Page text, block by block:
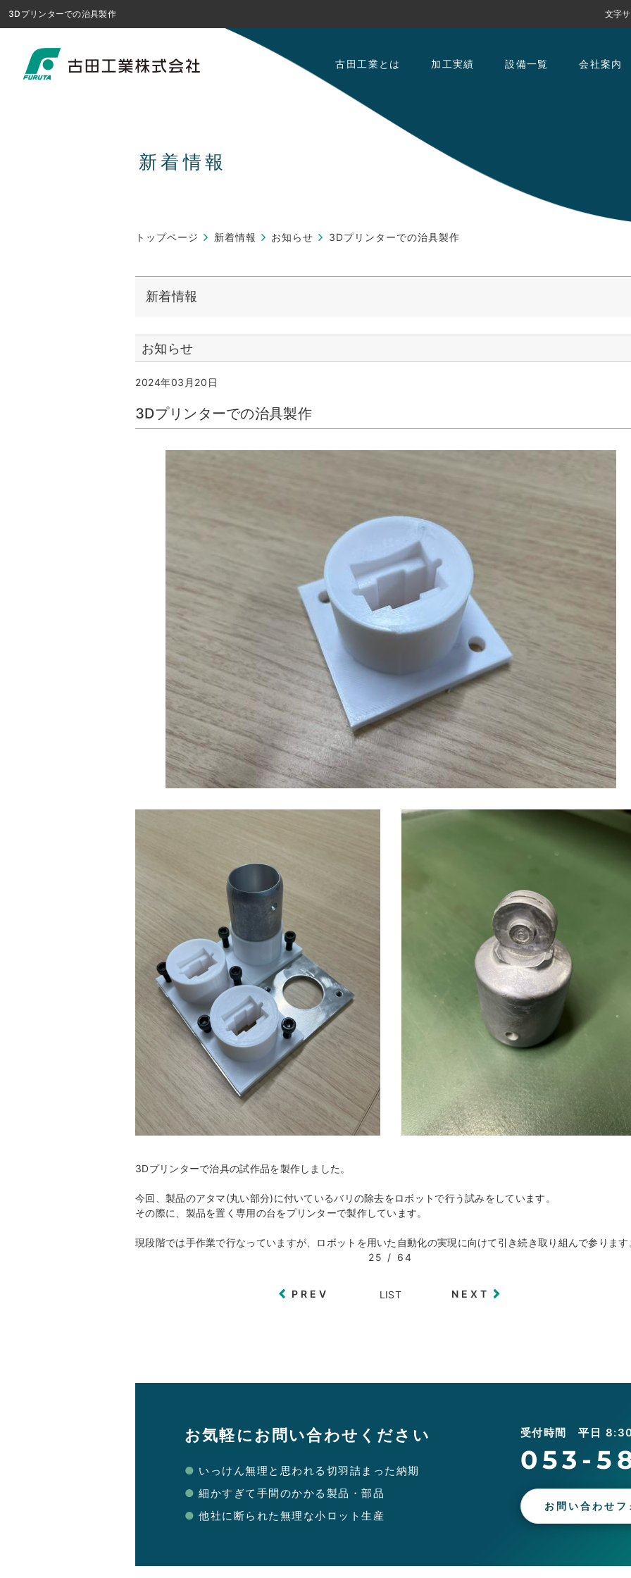
3Dプリンターでの治具製作 文字
古田工業とは 加工実績 設備一覧 会社案内
新着情報
トップページ 新着情報 お知らせ 3Dプリンターでの治具製作
新着情報
お知らせ
2024年03月20日
3Dプリンターでの治具製作
3Dプリンターで治具の試作品を製作しました。
今回、製品のアタマ(丸い部分)に付いているバリの除去をロボットで行う試みをしています。
その際に、製品を置く専用の台をプリンターで製作しています。
現段階では手作業で行なっていますが、ロボットを用いた自動化の実現に向けて引き続き取り組んで参ります
25 / 64
PREV LIST NEXT
お気軽にお問い合わせください
いっけん無理と思われる切羽詰まった納期
細かすぎて手間のかかる製品・部品
他社に断られた無理な小ロット生産
受付時間 平日
053-
お問い合わせ